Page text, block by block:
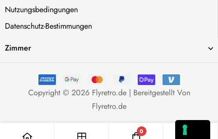
Nutzungsbedingungen
Datenschutz-Bestimmungen
Zimmer
Copyright © 2026 Flyretro.de | Bereitgestellt Von
Flyretro.de
0